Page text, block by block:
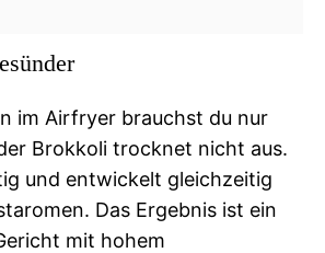
im Airfryer brauchst du nur
Brokkoli trocknet nicht aus.
und entwickelt gleichzeitig
Das Ergebnis ist ein
mit hohem